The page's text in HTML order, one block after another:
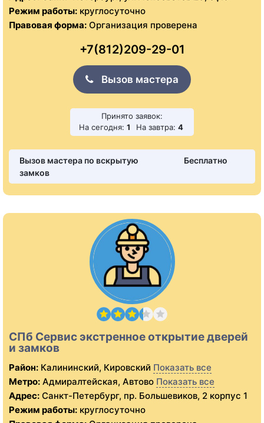
Режим работы: круглосуточно
Правовая форма: Организация проверена
+7(812)209-29-01
Вызов мастера
Принято заявок:
На сегодня: 1 На завтра: 4
Вызов мастера по вскрытую
замков
Бесплатно
СПб Сервис экстренное открытие дверей
и замков
Район: Калининский, Кировский Показать все
Метро: Адмиралтейская, Автово Показать все
Адрес: Санкт-Петербург, пр. Большевиков, 2 корпус 1
Режим работы: круглосуточно